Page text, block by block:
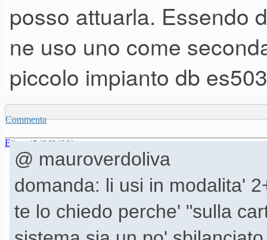
posso attuarla. Essendo
ne uso uno come
piccolo impianto db
Commenta
Ettore 15-12-23 12.21
@ mauroverdoliva
domanda: li usi in modalita'
te lo chiedo perche' "sulla